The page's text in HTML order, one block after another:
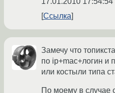
Ссылка
Замечу что
по ip+mac+логин и
или костыли типа
По моему в случае